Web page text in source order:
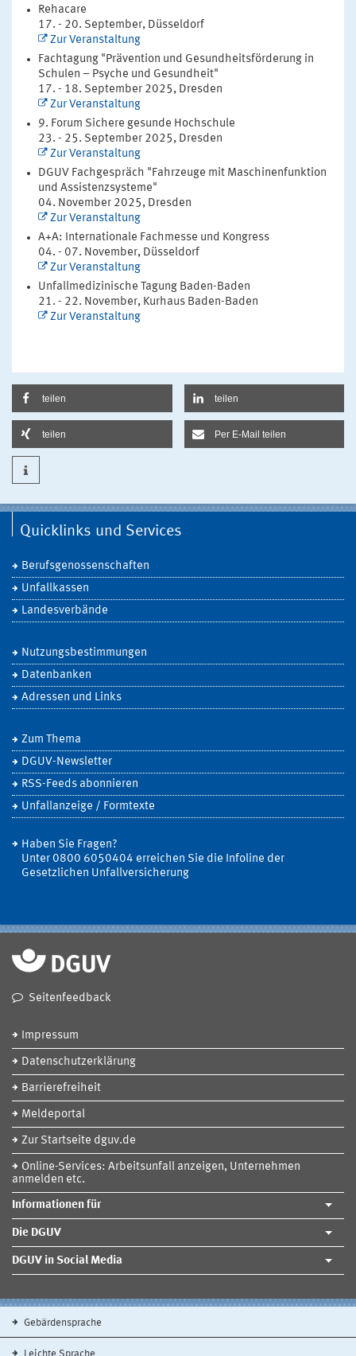
Rehacare
17. - 20. September, Düsseldorf
Zur Veranstaltung
Fachtagung "Prävention und Gesundheitsförderung in
Schulen – Psyche und Gesundheit"
17. - 18. September 2025, Dresden
Zur Veranstaltung
9. Forum Sichere gesunde Hochschule
23. - 25. September 2025, Dresden
Zur Veranstaltung
DGUV Fachgespräch "Fahrzeuge mit Maschinenfunktion
und Assistenzsysteme"
04. November 2025, Dresden
Zur Veranstaltung
A+A: Internationale Fachmesse und Kongress
04. - 07. November, Düsseldorf
Zur Veranstaltung
Unfallmedizinische Tagung Baden-Baden
21. - 22. November, Kurhaus Baden-Baden
Zur Veranstaltung
teilen teilen
teilen Per E-Mail teilen
Quicklinks und Services
Berufsgenossenschaften
Unfallkassen
Landesverbände
Nutzungsbestimmungen
Datenbanken
Adressen und Links
Zum Thema
DGUV-Newsletter
RSS-Feeds abonnieren
Unfallanzeige / Formtexte
Haben Sie Fragen?
Unter 0800 6050404 erreichen Sie die Infoline der
Gesetzlichen Unfallversicherung
Seitenfeedback
Impressum
Datenschutzerklärung
Barrierefreiheit
Meldeportal
Zur Startseite dguv.de
Online-Services: Arbeitsunfall anzeigen, Unternehmen
anmelden etc.
Informationen für
Die DGUV
DGUV in Social Media
Gebärdensprache
Leichte Sprache